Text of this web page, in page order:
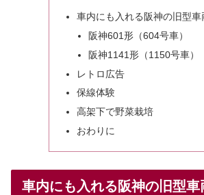
車内にも入れる阪神の旧型車
阪神601形（604号車）
阪神1141形（1150号車）
レトロ広告
保線体験
高架下で野菜栽培
おわりに
車内にも入れる阪神の旧型車